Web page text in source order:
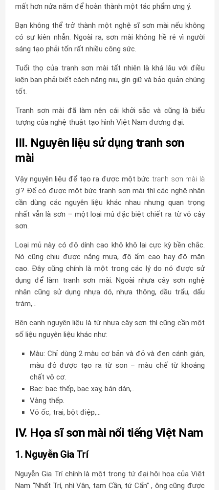
mất hơn nửa năm để hoàn thành một tác phẩm ưng ý.
Bạn không thể trở thành một nghệ sĩ sơn mài nếu không
có sự kiên nhẫn. Ngoài ra, sơn mài không hề rẻ vì người
sáng tạo phải tốn rất nhiều công sức.
Tuổi thọ của tranh sơn mài tất nhiên là khá lâu với điều
kiện bạn phải biết cách nâng niu, gìn giữ và bảo quản chúng
tốt.
Tranh sơn mài đã làm nên cái khởi sắc và cũng là biểu
tượng của nghệ thuật tạo hình Việt Nam đương đại.
III. Nguyên liệu sử dụng tranh sơn
mài
Vậy nguyên liệu để tạo ra được một bức tranh sơn mài là
gì? Để có được một bức tranh sơn mài thì các nghệ nhân
cần dùng các nguyên liệu khác nhau nhưng quan trọng
nhất vẫn là sơn – một loại mủ đặc biệt chiết ra từ vỏ cây
sơn.
Loại mủ này có độ dính cao khô khô lại cực kỳ bền chắc.
Nó cũng chịu được nắng mưa, độ ẩm cao hay độ mặn
cao. Đây cũng chính là một trong các lý do nó được sử
dụng để làm tranh sơn mài. Ngoài nhựa cây sơn nghệ
nhân cũng sử dụng nhựa dó, nhựa thông, dầu trẩu, dấu
trám,…
Bên cạnh nguyên liệu là từ nhựa cây sơn thì cũng cần một
số liệu nguyên liệu khác như:
Màu: Chỉ dùng 2 màu cơ bản và đỏ và đen cánh gián,
màu đỏ được tạo ra từ son – màu chế từ khoáng
chất vô cơ.
Bạc: bạc thếp, bạc xay, bán dán,..
Vàng thếp.
Vỏ ốc, trai, bột điệp,…
IV. Họa sĩ sơn mài nổi tiếng Việt Nam
1. Nguyễn Gia Trí
Nguyễn Gia Trí chính là một trong tứ đại hội họa của Việt
Nam “Nhất Trí, nhì Vân, tam Cần, tứ Cẩn” , ông cũng được